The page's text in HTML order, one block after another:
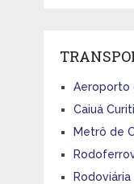
Aeroporto
Caiuá
Metrô de